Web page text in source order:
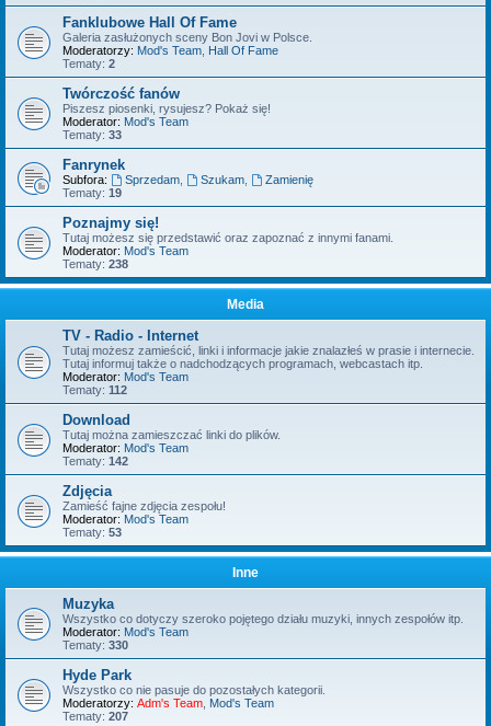
Fanklubowe Hall Of Fame
Galeria zasłużonych sceny Bon Jovi w Polsce.
Moderatorzy: Mod's Team Hall Of Fame
Tematy: 2
Twórczość fanów
Piszesz piosenki, rysujesz? Pokaż się!
Moderator: Mod's Team
Tematy: 33
Fanrynek
Subfora: Sprzedam, Szukam,
Zamienię
Tematy: 19
Poznajmy się!
Tutaj możesz się przedstawić oraz zapoznać z innymi fanami.
Moderator: Mod's Team
Tematy: 238
Media
TV - Radio - Internet
Tutaj możesz zamieścić, linki i informacje jakie znalazłeś w prasie i internecie.
Tutaj informuj także o nadchodzących programach, webcastach itp.
Moderator: Mod's Team
Tematy: 112
Download
Tutaj można zamieszczać linki do plików.
Moderator: Mod's Team
Tematy: 142
Zdjęcia
Zamieść fajne zdjęcia zespołu!
Moderator: Mod's Team
Tematy: 53
Inne
Muzyka
Wszystko co dotyczy szeroko pojętego działu muzyki, innych zespołów itp.
Moderator: Mod's Team
Tematy: 330
Hyde Park
Wszystko co nie pasuje do pozostałych kategorii.
Moderatorzy: Adm's Team Mod's Team
Tematy: 207